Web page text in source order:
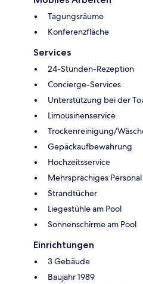
Tagungsräume
Konferenzfläche
Services
24-Stunden-Rezeption
Concierge-Services
Unterstützung bei der
Limousinenservice
Trockenreinigung/
Gepäckaufbewahrung
Hochzeitsservice
Mehrsprachiges Personal
Strandtücher
Liegestühle am Pool
Sonnenschirme am Pool
Einrichtungen
3 Gebäude
Baujahr 1989